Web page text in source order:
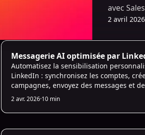
avec
2 avril 2026
AI Sales Infrastructure
Messagerie AI optimisée par
Automatisez la sensibilisation
LinkedIn : synchronisez les comptes,
campagnes, envoyez des messages et
conçus par AI et priorisez les prospects à
2 avr. 2026·10 min